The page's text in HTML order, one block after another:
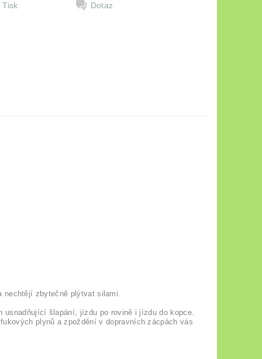
Tisk
Dotaz
nechtějí zbytečně plýtvat silami.
šlapání, jízdu po rovině i jízdu do kopce.
plynů a zpoždění v dopravních zácpách vás